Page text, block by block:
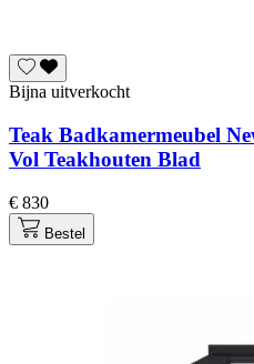
Bijna uitverkocht
Teak Badkamermeubel
Vol Teakhouten Blad
€ 830
Bestel